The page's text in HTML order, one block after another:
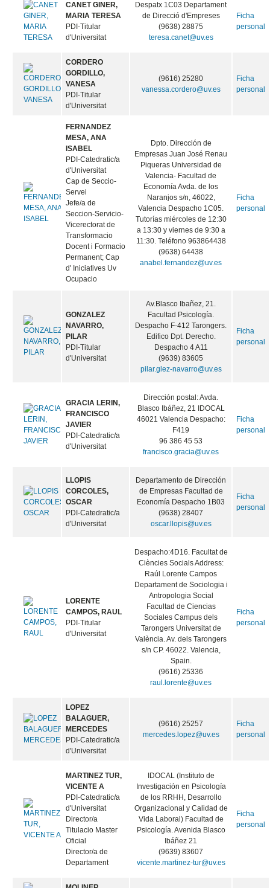
CANET GINER,
MARIA TERESA
PDI-Titular
d'Universitat
Despatx 1C03 Departament
de Direcció d'Empreses
(9638) 28875
teresa.canet@uv.es
Ficha
personal
CORDERO
GORDILLO,
VANESA
PDI-Titular
d'Universitat
(9616) 25280
vanessa.cordero@uv.es
Ficha
personal
FERNANDEZ
MESA, ANA
ISABEL
PDI-Catedratic/a
d'Universitat
Cap de Seccio-
Servei
Jefe/a de
Seccion-Servicio-
Vicerectorat de
Transformacio
Docent i Formacio
Permanent; Cap
d' Iniciatives Uv
Ocupacio
Dpto. Dirección de
Empresas Juan José Renau
Piqueras Universidad de
Valencia- Facultad de
Economía Avda. de los
Naranjos s/n, 46022,
Valencia Despacho 1C05.
Tutorías miércoles de 12:30
a 13:30 y viernes de 9:30 a
11:30. Teléfono 963864438
(9638) 64438
anabel.fernandez@uv.es
Ficha
personal
GONZALEZ
NAVARRO,
PILAR
PDI-Titular
d'Universitat
Av.Blasco Ibañez, 21.
Facultad Psicología.
Despacho F-412 Tarongers.
Edifico Dpt. Derecho.
Despacho 4 A11
(9639) 83605
pilar.glez-navarro@uv.es
Ficha
personal
GRACIA LERIN,
FRANCISCO
JAVIER
PDI-Catedratic/a
d'Universitat
Dirección postal: Avda.
Blasco Ibáñez, 21 IDOCAL
46021 Valencia Despacho:
F419
96 386 45 53
francisco.gracia@uv.es
Ficha
personal
LLOPIS
CORCOLES,
OSCAR
PDI-Catedratic/a
d'Universitat
Departamento de Dirección
de Empresas Facultad de
Economía Despacho 1B03
(9638) 28407
oscar.llopis@uv.es
Ficha
personal
LORENTE
CAMPOS, RAUL
PDI-Titular
d'Universitat
Despacho:4D16. Facultat de
Ciències Socials Address:
Raúl Lorente Campos
Departament de Sociologia i
Antropologia Social
Facultad de Ciencias
Sociales Campus dels
Tarongers Universitat de
València. Av. dels Tarongers
s/n CP. 46022. Valencia,
Spain.
(9616) 25336
raul.lorente@uv.es
Ficha
personal
LOPEZ
BALAGUER,
MERCEDES
PDI-Catedratic/a
d'Universitat
(9616) 25257
mercedes.lopez@uv.es
Ficha
personal
MARTINEZ TUR,
VICENTE A
PDI-Catedratic/a
d'Universitat
Director/a
Titulacio Master
Oficial
Director/a de
Departament
IDOCAL (Instituto de
Investigación en Psicología
de los RRHH, Desarrollo
Organizacional y Calidad de
Vida Laboral) Facultad de
Psicología. Avenida Blasco
Ibáñez 21
(9639) 83607
vicente.martinez-tur@uv.es
Ficha
personal